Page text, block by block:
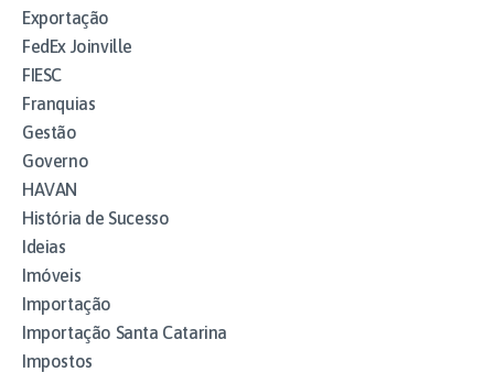
Exportação
FedEx Joinville
FIESC
Franquias
Gestão
Governo
HAVAN
História de Sucesso
Ideias
Imóveis
Importação
Importação Santa Catarina
Impostos